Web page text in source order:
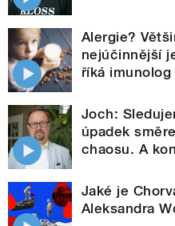
Alergie?
nejúčinnější
říká imunolog
Joch:
úpadek
chaosu. A
Jaké je
Aleksandra